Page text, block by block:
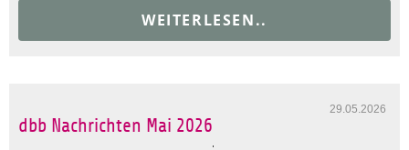
WEITERLESEN..
29.05.2026
dbb Nachrichten Mai 2026